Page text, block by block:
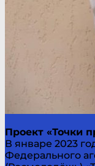
Проект «Точки
В январе 2023
Федерального